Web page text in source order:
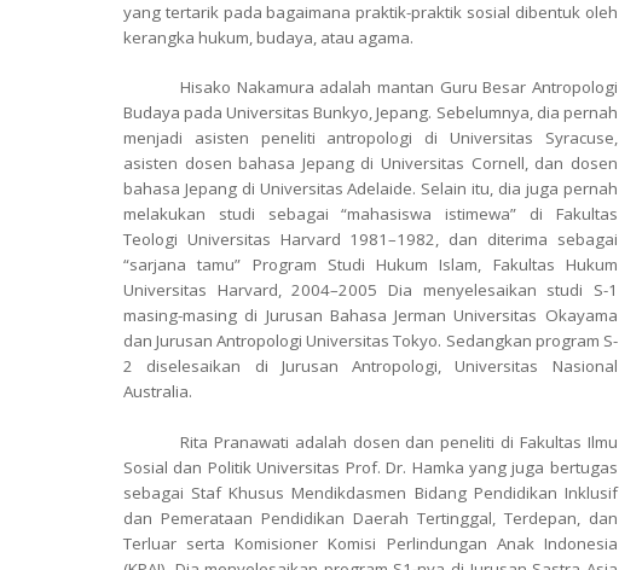
yang tertarik pada bagaimana praktik-praktik sosial dibentuk oleh
kerangka hukum, budaya, atau agama.
Hisako Nakamura adalah mantan Guru Besar Antropologi
Budaya pada Universitas Bunkyo, Jepang. Sebelumnya, dia pernah
menjadi asisten peneliti antropologi di Universitas Syracuse,
asisten dosen bahasa Jepang di Universitas Cornell, dan dosen
bahasa Jepang di Universitas Adelaide. Selain itu, dia juga pernah
melakukan studi sebagai “mahasiswa istimewa” di Fakultas
Teologi Universitas Harvard 1981–1982, dan diterima sebagai
“sarjana tamu” Program Studi Hukum Islam, Fakultas Hukum
Universitas Harvard, 2004–2005 Dia menyelesaikan studi S-1
masing-masing di Jurusan Bahasa Jerman Universitas Okayama
dan Jurusan Antropologi Universitas Tokyo. Sedangkan program S-
2 diselesaikan di Jurusan Antropologi, Universitas Nasional
Australia.
Rita Pranawati adalah dosen dan peneliti di Fakultas Ilmu
Sosial dan Politik Universitas Prof. Dr. Hamka yang juga bertugas
sebagai Staf Khusus Mendikdasmen Bidang Pendidikan Inklusif
dan Pemerataan Pendidikan Daerah Tertinggal, Terdepan, dan
Terluar serta Komisioner Komisi Perlindungan Anak Indonesia